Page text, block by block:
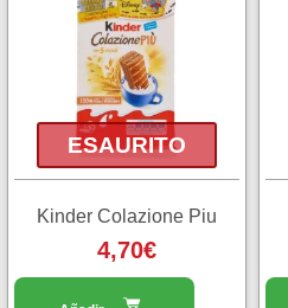
ESAURITO
Kinder Colazione Piu
4,70€